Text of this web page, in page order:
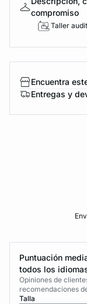
compromiso
Taller
Encuentra
Entregas y
Puntuación
todos los
Opiniones de
recomendaciones
Talla